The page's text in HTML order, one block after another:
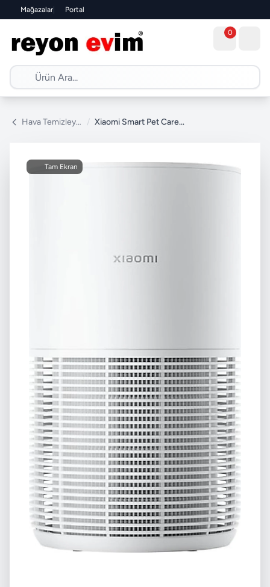
Mağazalar| Portal
0
Hava Temizleyici / Xiaomi Smart Pet Care Hava Temizleyici
Tam Ekran